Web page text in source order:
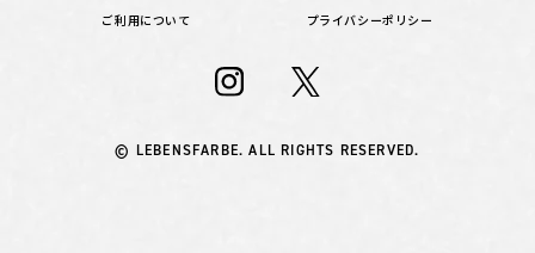
ご利用について プライバシーポリシー
© LEBENSFARBE. ALL RIGHTS RESERVED.